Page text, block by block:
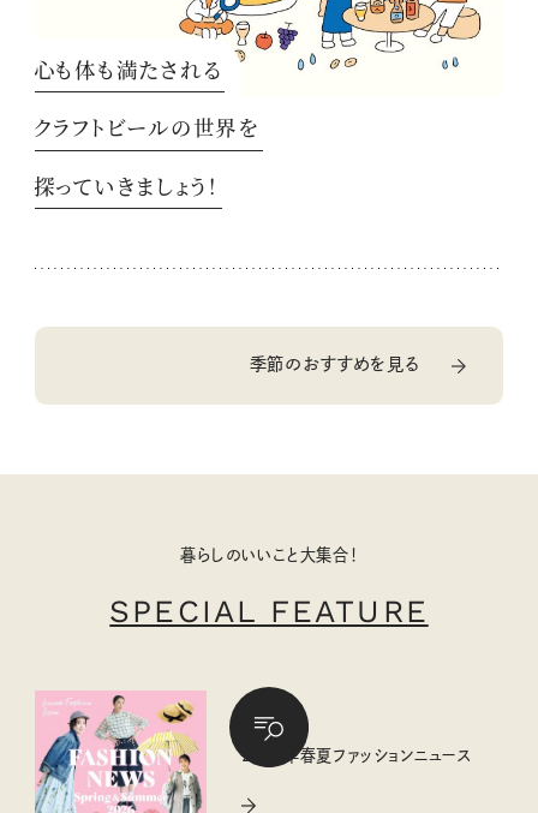
心も体も満たされる
クラフトビールの世界を
探っていきましょう！
季節のおすすめを見る
暮らしのいいこと大集合！
SPECIAL FEATURE
2026年春夏ファッションニュース